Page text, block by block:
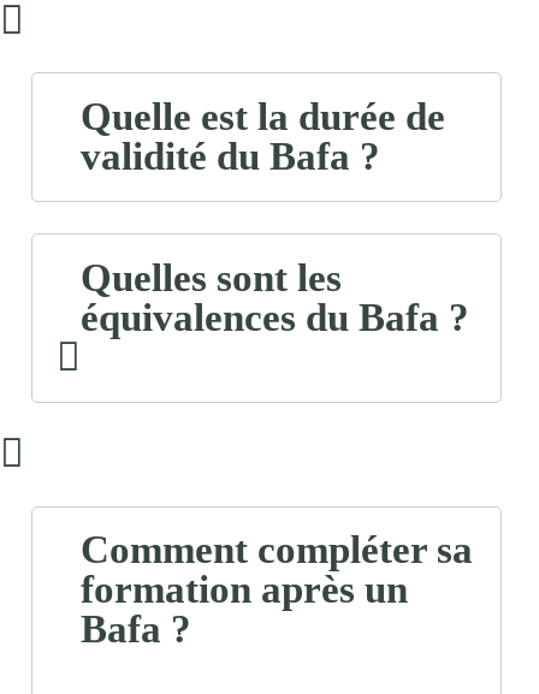
Quelle est la durée de
validité du Bafa ?
Quelles sont les
équivalences du Bafa ?
Comment compléter sa
formation après un
Bafa ?